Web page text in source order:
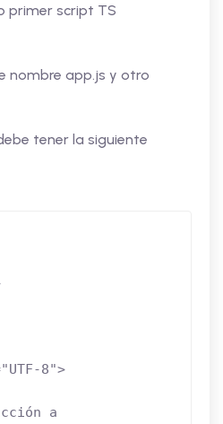
primer script TS
nombre app.js y otro
tener la siguiente
8">
a